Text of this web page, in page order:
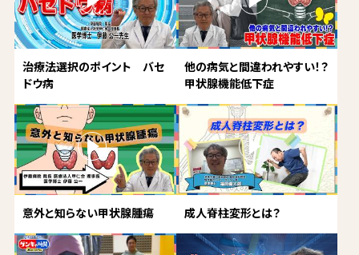
治療法選択のポイント バセ
ドウ病
他の病気と間違われやすい！？
甲状腺機能低下症
意外と知らない甲状腺腫瘍 成人脊柱変形とは？